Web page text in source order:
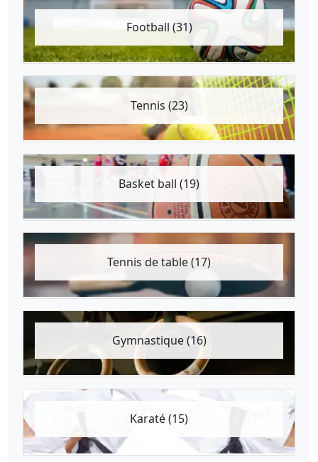
Football (31)
Tennis (23)
Basket ball (19)
Tennis de table (17)
Gymnastique (16)
Karaté (15)